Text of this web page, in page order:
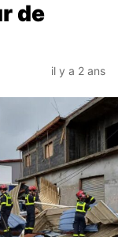
de
il y a 2 ans